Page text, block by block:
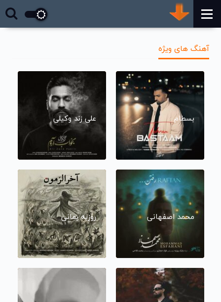
آهنگ های ویژه
بسطام علی زند وکیلی
محمد اصفهانی روزبه بمانی